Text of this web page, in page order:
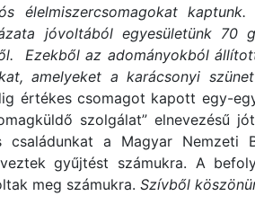
élelmiszercsomagokat
jóvoltából egyesületünk 70
Ezekből az adományokból
amelyeket a karácsonyi
értékes csomagot kapott egy-
szolgálat” elnevezésű
családunkat a Magyar Nemzeti
gyűjtést számukra. A
meg számukra. Szívből